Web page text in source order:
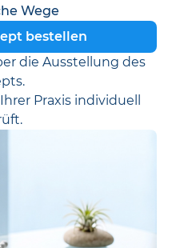
Wege
bestellen
die Ausstellung des
Praxis individuell